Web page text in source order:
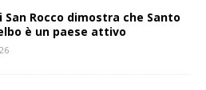
Rocco dimostra che Santo
è un paese attivo